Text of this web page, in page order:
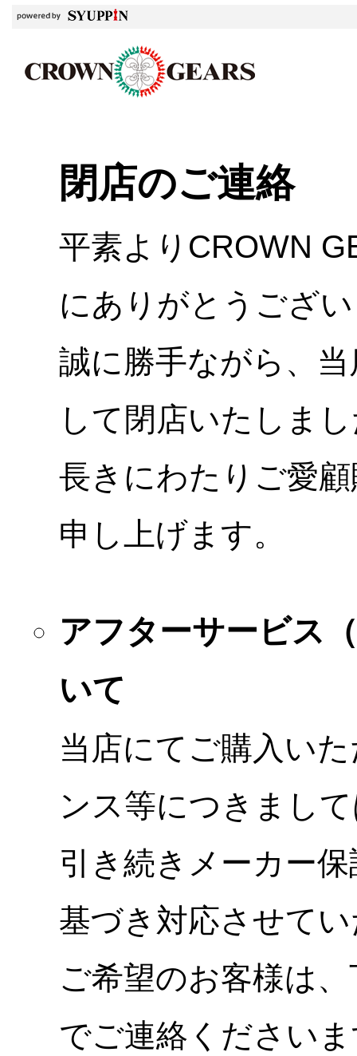
閉店のご連絡
平素よりCROWN
にありがとうござ
誠に勝手ながら、
して閉店いたしま
長きにわたりご愛
申し上げます。
アフターサービス
いて
当店にてご購入い
ンス等につきまし
引き続きメーカー
基づき対応させて
ご希望のお客様は
でご連絡ください